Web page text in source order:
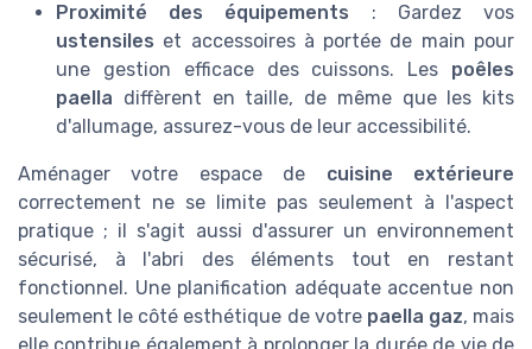
Proximité des équipements : Gardez vos
ustensiles et accessoires à portée de main pour
une gestion efficace des cuissons. Les poêles
paella diffèrent en taille, de même que les kits
d'allumage, assurez-vous de leur accessibilité.
Aménager votre espace de cuisine extérieure
correctement ne se limite pas seulement à l'aspect
pratique ; il s'agit aussi d'assurer un environnement
sécurisé, à l'abri des éléments tout en restant
fonctionnel. Une planification adéquate accentue non
seulement le côté esthétique de votre paella gaz, mais